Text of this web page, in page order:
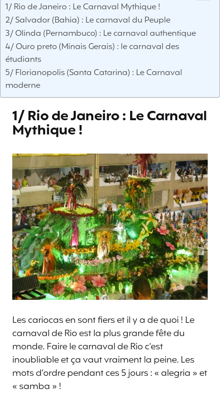
1/ Rio de Janeiro : Le Carnaval Mythique !
2/ Salvador (Bahia) : Le carnaval du Peuple
3/ Olinda (Pernambuco) : Le carnaval authentique
4/ Ouro preto (Minais Gerais) : le carnaval des
étudiants
5/ Florianopolis (Santa Catarina) : Le Carnaval
moderne
1/ Rio de Janeiro : Le Carnaval
Mythique !
Les cariocas en sont fiers et il y a de quoi ! Le
carnaval de Rio est la plus grande fête du
monde. Faire le carnaval de Rio c’est
inoubliable et ça vaut vraiment la peine. Les
mots d’ordre pendant ces 5 jours : « alegria » et
« samba » !